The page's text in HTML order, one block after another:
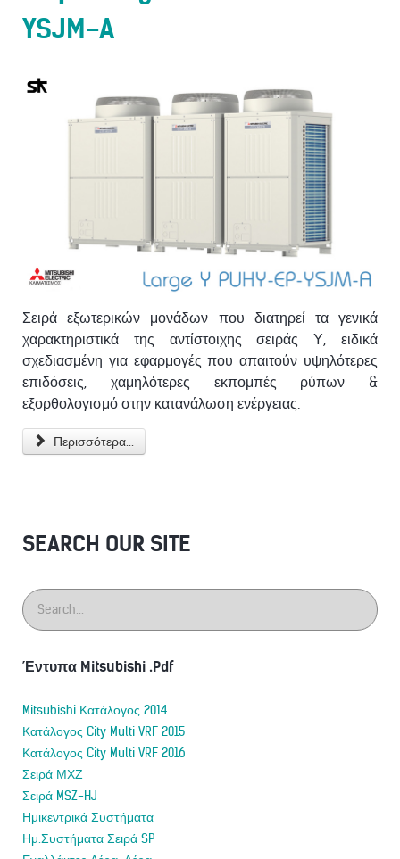
YSJM-A
Σειρά εξωτερικών μονάδων που διατηρεί τα γενικά
χαρακτηριστικά της αντίστοιχης σειράς Υ, ειδικά
σχεδιασμένη για εφαρμογές που απαιτούν υψηλότερες
επιδόσεις, χαμηλότερες εκπομπές ρύπων &
εξορθολογισμό στην κατανάλωση ενέργειας.
Περισσότερα...
SEARCH OUR SITE
Έντυπα Mitsubishi .Pdf
Mitsubishi Κατάλογος 2014
Κατάλογος City Multi VRF 2015
Κατάλογος City Multi VRF 2016
Σειρά ΜΧΖ
Σειρά MSZ-HJ
Ημικεντρικά Συστήματα
Ημ.Συστήματα Σειρά SP